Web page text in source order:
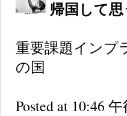
帰国して
重要課題インプ
の国
Posted at 10:46